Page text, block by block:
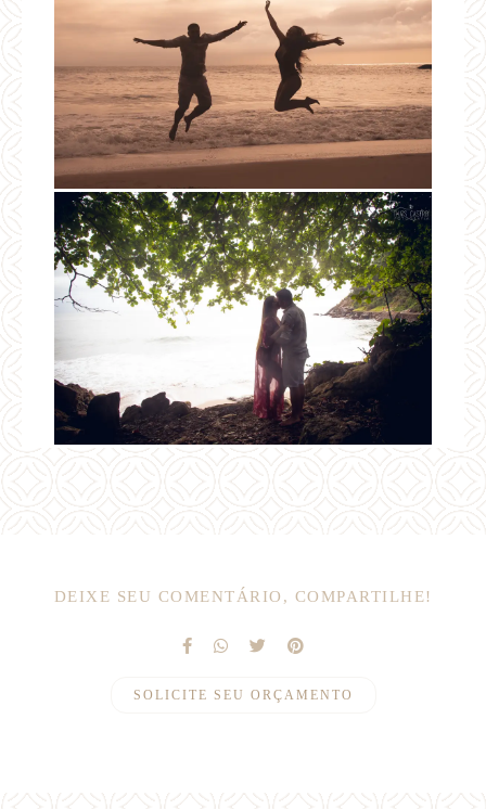
DEIXE SEU COMENTÁRIO, COMPARTILHE!
SOLICITE SEU ORÇAMENTO